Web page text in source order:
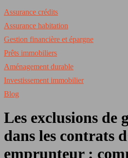
Assurance crédits
Assurance habitation
Gestion financière et épargne
Prêts immobiliers
Aménagement durable
Investissement immobilier
Blog
Les exclusions de
dans les contrats
emprunteur :